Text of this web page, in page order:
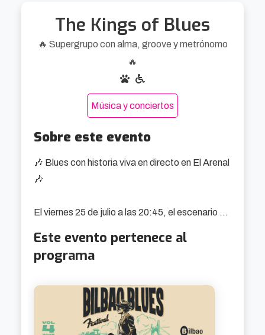
The Kings of Blues
🔥 Supergrupo con alma, groove y metrónomo
🔥
Música y conciertos
Sobre este evento
🎶 Blues con historia viva en directo en El Arenal
🎶
El viernes 25 de julio a las 20:45, el escenario
The Kings of Blues, o lo que es lo mismo: cinco
nombres propios del blues global reunidos para
también suena. Una actuación imprescindible si
buscas conciertos en vivo julio 2025 con
músculo y leyenda.
Este evento pertenece al
programa